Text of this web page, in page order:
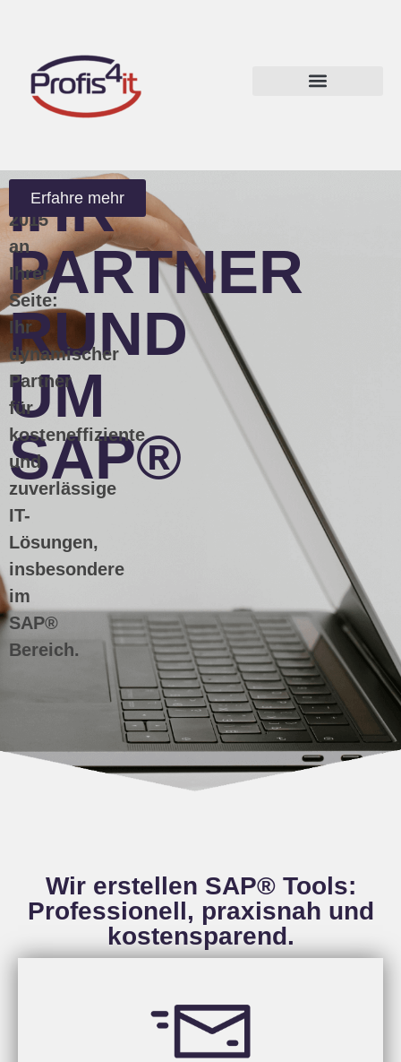
IHR
PARTNER
RUND
UM
SAP®
Seit
2015
an
Ihrer
Seite:
Ihr
dynamischer
Partner
für
kosteneffiziente
und
zuverlässige
IT-
Lösungen,
insbesondere
im
SAP®
Bereich.
Erfahre mehr
Wir erstellen SAP® Tools:
Professionell, praxisnah und
kostensparend.